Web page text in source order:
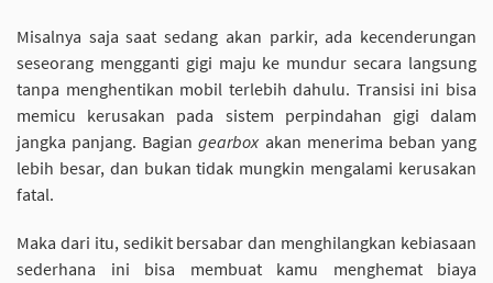
Misalnya saja saat sedang akan parkir, ada kecenderungan
seseorang mengganti gigi maju ke mundur secara langsung
tanpa menghentikan mobil terlebih dahulu. Transisi ini bisa
memicu kerusakan pada sistem perpindahan gigi dalam
jangka panjang. Bagiangearboxakan menerima beban yang
lebih besar, dan bukan tidak mungkin mengalami kerusakan
fatal.
Maka dari itu, sedikit bersabar dan menghilangkan kebiasaan
sederhana ini bisa membuat kamu menghemat biaya